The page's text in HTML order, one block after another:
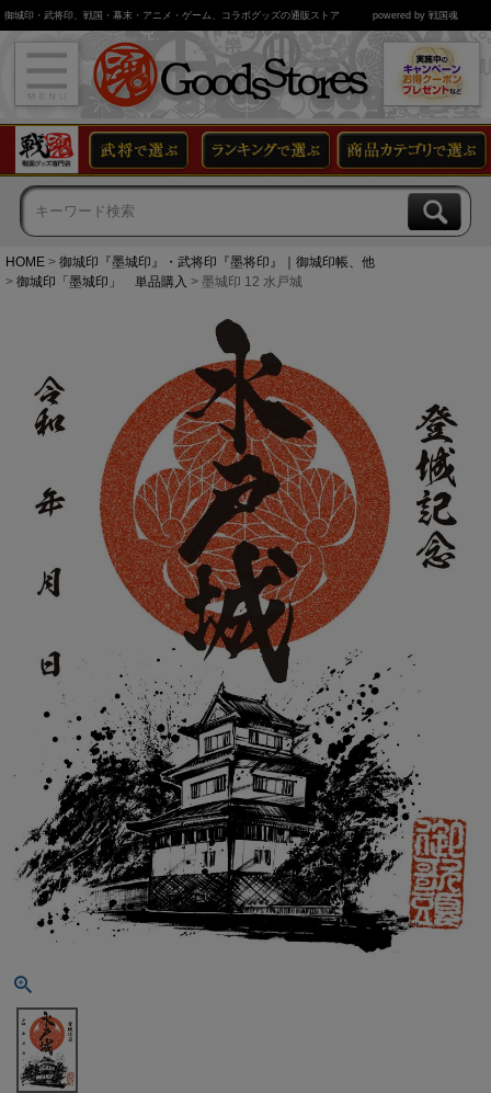
御城印・武将印、戦国・幕末・アニメ・ゲーム、コラボグッズの通販ストア powered by 戦国魂
HOME
御城印『墨城印』・武将印『墨将印』｜御城印帳、他
御城印「墨城印」 単品購入
墨城印 12 水戸城